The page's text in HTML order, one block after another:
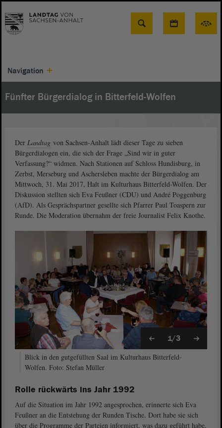
Suche
Navigation
Fünfter Bürgerdialog in Bitterfeld-Wolfen
Der Landtag von Sachsen-Anhalt lädt dieser Tage zu sieben
Bürgerdialogen ein, die sich der Frage „Sind wir in guter
Verfassung?“ widmen. Nach Stationen auf Schloss Hundisburg, in
Zerbst, Merseburg und Aschersleben machte der Bürgerdialog am
Mittwoch, 31. Mai 2017, Halt im Kulturhaus Bitterfeld-Wolfen. Der
Diskussion stellten sich Eva Feußner (CDU) und André Poggenburg
(AfD). Als Gesprächspartner gesellte sich Pfarrer Paul Toaspern zur
Runde. Die Moderation übernahm der freie Journalist Felix Knothe.
1/3
Blick in den gutgefüllten Saal im Kulturhaus Bitterfeld-
Wolfen. Foto: Stefan Müller
Rolle rückwärts ins Jahr 1992
Auf die Situation im Jahr 1992 angesprochen, erinnerte sich Eva
Feußner an die Entstehung der Runden Tische. Dort habe sie sich
über die Programme der Parteien informiert, was dazu geführt habe,